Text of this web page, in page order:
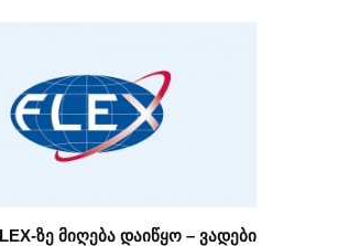
ზე მიღება დაიწყო – ვადები